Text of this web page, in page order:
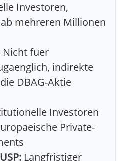
Investoren,
mehreren Millionen
Nicht fuer
indirekte
DBAG-Aktie
Investoren
Private-
Langfristiger